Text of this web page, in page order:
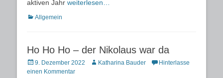
aktiven Jahr weiterlesen…
Kategorien
Allgemein
Ho Ho Ho – der Nikolaus war da
Posted
on
9. Dezember 2022 AutorKatharina Bauder
Hinterlasse
einen Kommentar